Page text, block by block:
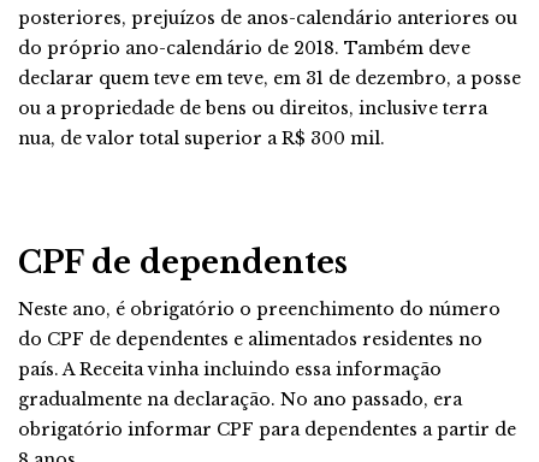
posteriores, prejuízos de anos-calendário anteriores ou
do próprio ano-calendário de 2018. Também deve
declarar quem teve em teve, em 31 de dezembro, a posse
ou a propriedade de bens ou direitos, inclusive terra
nua, de valor total superior a R$ 300 mil.
CPF de dependentes
Neste ano, é obrigatório o preenchimento do número
do CPF de dependentes e alimentados residentes no
país. A Receita vinha incluindo essa informação
gradualmente na declaração. No ano passado, era
obrigatório informar CPF para dependentes a partir de